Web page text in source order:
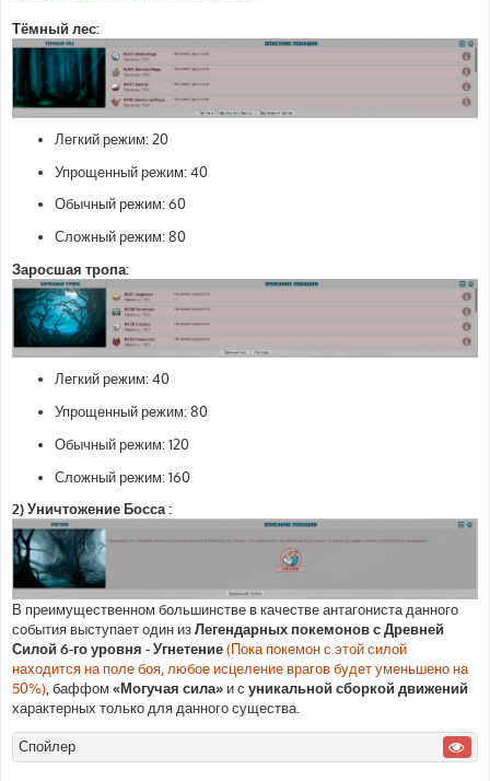
Тёмный лес:
Легкий режим: 20
Упрощенный режим: 40
Обычный режим: 60
Сложный режим: 80
Заросшая тропа:
Легкий режим: 40
Упрощенный режим: 80
Обычный режим: 120
Сложный режим: 160
2) Уничтожение Босса :
В преимущественном большинстве в качестве антагониста данного
события выступает один изЛегендарных покемонов с Древней
Силой 6-го уровня - Угнетение(Пока покемон с этой силой
находится на поле боя, любое исцеление врагов будет уменьшено на
50%) , баффом «Могучая сила» и с уникальной сборкой движений
характерных только для данного существа.
Спойлер